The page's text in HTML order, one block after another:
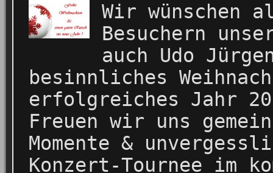
Wir wünschen
Besuchern
auch Udo
besinnliches
erfolgreiches Jahr
Freuen wir uns
Momente &
Konzert-Tournee im